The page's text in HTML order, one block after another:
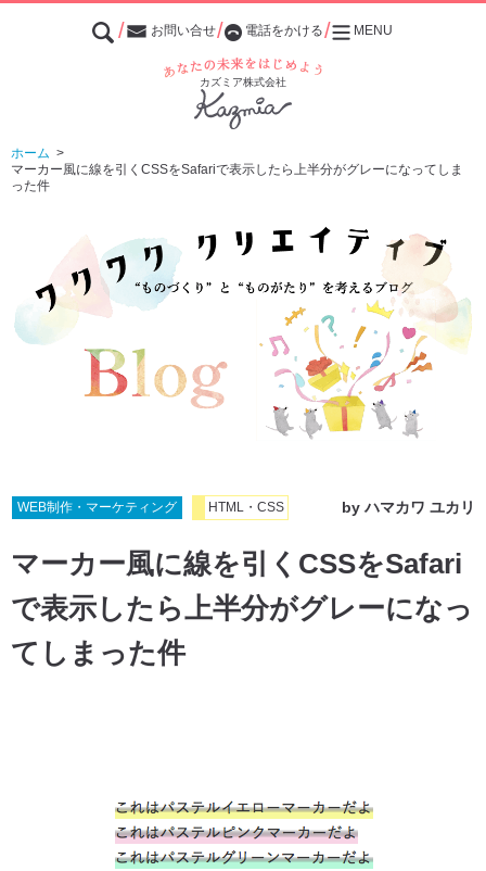
お問い合せ 電話をかける MENU
カズミア株式会社
ホーム >
マーカー風に線を引くCSSをSafariで表示したら上半分がグレーになってしま
った件
WEB制作・マーケティング HTML・CSS byハマカワ ユカリ
マーカー風に線を引くCSSをSafari
で表示したら上半分がグレーになっ
てしまった件